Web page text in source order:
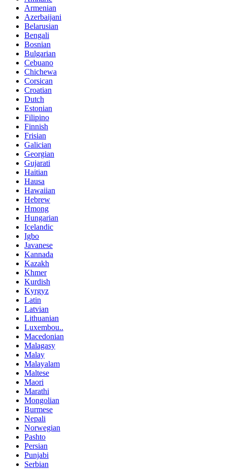
Armenian
Azerbaijani
Belarusian
Bengali
Bosnian
Bulgarian
Cebuano
Chichewa
Corsican
Croatian
Dutch
Estonian
Filipino
Finnish
Frisian
Galician
Georgian
Gujarati
Haitian
Hausa
Hawaiian
Hebrew
Hmong
Hungarian
Icelandic
Igbo
Javanese
Kannada
Kazakh
Khmer
Kurdish
Kyrgyz
Latin
Latvian
Lithuanian
Luxembou..
Macedonian
Malagasy
Malay
Malayalam
Maltese
Maori
Marathi
Mongolian
Burmese
Nepali
Norwegian
Pashto
Persian
Punjabi
Serbian